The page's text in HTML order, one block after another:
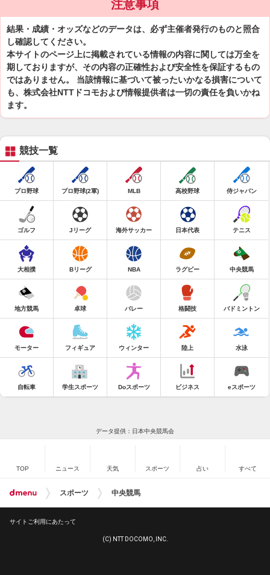
注意事項
結果・成績・オッズなどのデータは、必ず主催者発行のものと照合
し確認してください。
本サイトのページ上に掲載されている情報の内容に関しては万全を
期しておりますが、その内容の正確性および安全性を保証するもの
ではありません。 当該情報に基づいて被ったいかなる損害について
も、株式会社NTTドコモおよび情報提供者は一切の責任を負いかね
ます。
競技一覧
プロ野球 プロ野球(2軍) MLB 高校野球 侍ジャパン
ゴルフ Jリーグ 海外サッカー 日本代表 テニス
大相撲 Bリーグ NBA ラグビー 中央競馬
地方競馬 卓球 バレー 格闘技 バドミントン
モーター フィギュア ウィンター 陸上 水泳
自転車 学生スポーツ Doスポーツ ビジネス eスポーツ
データ提供：日本中央競馬会
TOP ニュース 天気 スポーツ 占い すべて
スポーツ 中央競馬
サイトご利用にあたって
(C) NTT DOCOMO, INC.